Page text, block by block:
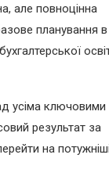
але повноцінна
планування в
усіма ключовими
результат за
на